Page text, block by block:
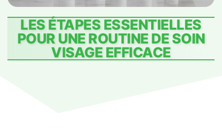
LES ÉTAPES ESSENTIELLES
POUR UNE ROUTINE DE SOIN
VISAGE EFFICACE